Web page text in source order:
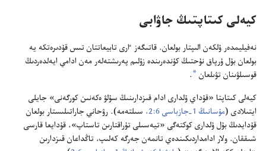
كيە‌لى كىتاپتىڭ جاۋابى
نە‌فيليمدە‌ر ۇ‌لكە‌ن الىپتار بولعان.‏ قاتىگە‌ز ٵرى تابيعاتتان تىس قۇ‌دىرە‌تكە يە
بولعان بۇ‌ل ۇ‌رپاق نۇ‌حتىڭ كۇ‌ندە‌رىندە زۇ‌لىم پە‌رىشتە‌لە‌ر مە‌ن ادامي ايە‌لدە‌ردىڭ
قوسىلۋىنان تۋىلعان a
‏.‏
كيە‌لى كىتاپتا «قۇ‌داي ۇ‌لدارى ادام قىزدارىنىڭ سۇ‌لۋ ە‌كە‌نىن كورگە‌نى» جايلى
ايتىلادى (‏مۇ‌سانىڭ 1-‏جازباسى 6:‏2،‏
سىلتە‌مە)‏.‏ رۋحاني جاراتىلىستار بولعان
قۇ‌دايدىڭ بۇ‌ل ۇ‌لدارى كوكتە‌گى «تيە‌سىلى تۇ‌راقتارىن تاستاپ»،‏ قۇ‌دايعا قارسى
شىققان.‏ ولار ادامداردىكىندە‌ي تانمە‌ن جە‌رگە كە‌لىپ،‏ تاڭداعان قىزدارىن